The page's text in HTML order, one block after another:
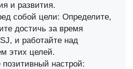
и развития.
собой цели: Определите,
достичь за время
и работайте над
этих целей.
позитивный настрой: